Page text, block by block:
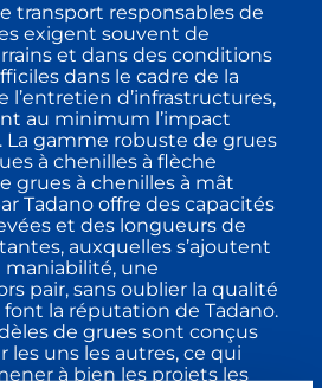
transport responsables de
exigent souvent de
et dans des conditions
dans le cadre de la
d’infrastructures,
au minimum l’impact
gamme robuste de grues
à chenilles à flèche
grues à chenilles à mât
Tadano offre des capacités
et des longueurs de
auxquelles s’ajoutent
une
pair, sans oublier la qualité
font la réputation de Tadano.
de grues sont conçus
les uns les autres, ce qui
à bien les projets les